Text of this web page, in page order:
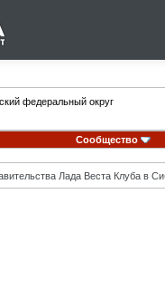
федеральный округ
Сообщество
Лада Веста Клуба в